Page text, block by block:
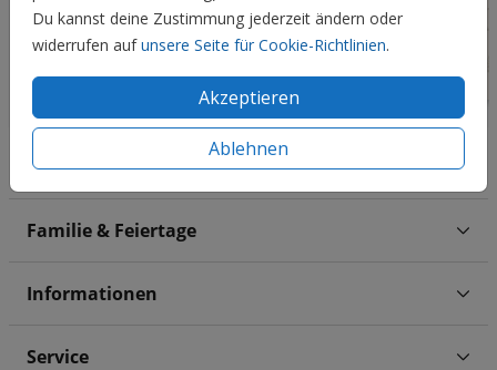
Du kannst deine Zustimmung jederzeit ändern oder
widerrufen aufunsere Seite für Cookie-Richtlinien.
Akzeptieren
Ablehnen
Hochzeit
Familie & Feiertage
Informationen
Service